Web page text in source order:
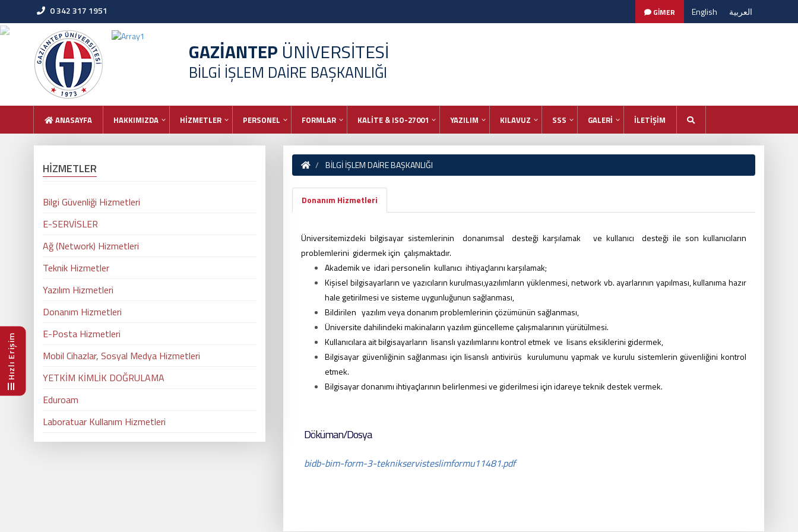
Hızlı Erişim
0 342 317 1951 GİMER English العربية
GAZİANTEP ÜNİVERSİTESİ
BİLGİ İŞLEM DAİRE BAŞKANLIĞI
ANASAYFA HAKKIMIZDA HİZMETLER PERSONEL FORMLAR KALİTE & ISO-27001 YAZILIM KILAVUZ SSS GALERİ İLETİŞİM
BİLGİ İŞLEM DAİRE BAŞKANLIĞI
Donanım Hizmetleri
Üniversitemizdeki bilgisayar sistemlerinin donanımsal desteği karşılamak ve kullanıcı desteği ile son kullanıcıların
problemlerini gidermek için çalışmaktadır.
Akademik ve idari personelin kullanıcı ihtiyaçlarını karşılamak;
Kişisel bilgisayarların ve yazıcıların kurulması,yazılımların yüklenmesi, network vb. ayarlarının yapılması,kullanıma hazır
hale getirilmesi ve sisteme uygunluğunun sağlanması,
Bildirilen yazılım veya donanım problemlerinin çözümünün sağlanması,
Üniversite dahilindeki makinaların yazılım güncelleme çalışmalarının yürütülmesi.
Kullanıcılara ait bilgisayarların lisanslı yazılımlarını kontrol etmek ve lisans eksiklerini gidermek,
Bilgisayar güvenliğinin sağlanması için lisanslı antivirüs kurulumunu yapmak ve kurulu sistemlerin güvenliğini kontrol
etmek.
Bilgisayar donanımı ihtiyaçlarının belirlenmesi ve giderilmesi için idareye teknik destek vermek.
Döküman/Dosya
bidb-bim-form-3-teknikservisteslimformu11481.pdf
HİZMETLER
Bilgi Güvenliği Hizmetleri
E-SERVİSLER
Ağ (Network) Hizmetleri
Teknik Hizmetler
Yazılım Hizmetleri
Donanım Hizmetleri
E-Posta Hizmetleri
Mobil Cihazlar, Sosyal Medya Hizmetleri
YETKİM KİMLİK DOĞRULAMA
Eduroam
Laboratuar Kullanım Hizmetleri